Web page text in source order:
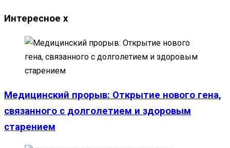
Интересное x
Медицинский прорыв: Открытие нового гена,
связанного с долголетием и здоровым
старением